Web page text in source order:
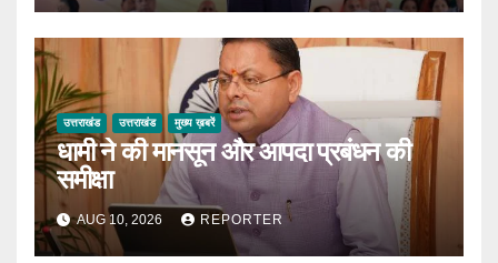
उत्तराखंड उत्तराखंड मुख्य ख़बरें
धामी ने की मानसून और आपदा प्रबंधन की
समीक्षा
AUG 10, 2026 REPORTER